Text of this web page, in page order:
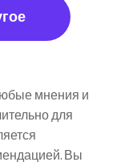
мнения и
для
Вы